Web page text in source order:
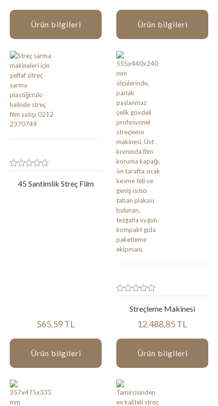
Ürün bilgileri Ürün bilgileri
45 Santimlik Streç Film
565,59 TL
Ürün bilgileri
Streçleme Makinesi
12.488,85 TL
Ürün bilgileri